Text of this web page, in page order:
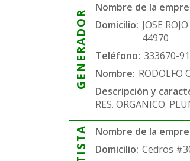
GENERADOR
Nombre de la
Domicilio: JOSE
44970
Teléfono: 333670-
Nombre: RODOLFO
Descripción y
RES. ORGANICO.
Nombre de la
Domicilio: Cedros